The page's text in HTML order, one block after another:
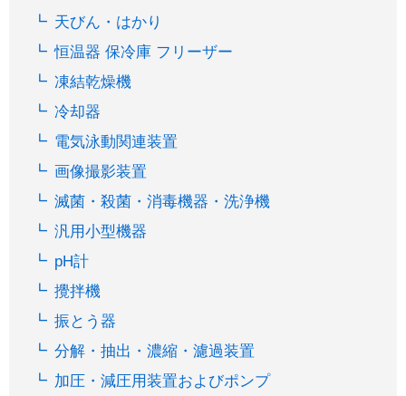
天びん・はかり
恒温器 保冷庫 フリーザー
凍結乾燥機
冷却器
電気泳動関連装置
画像撮影装置
滅菌・殺菌・消毒機器・洗浄機
汎用小型機器
pH計
攪拌機
振とう器
分解・抽出・濃縮・濾過装置
加圧・減圧用装置およびポンプ